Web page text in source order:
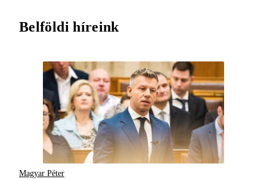
Belföldi híreink
Magyar Péter